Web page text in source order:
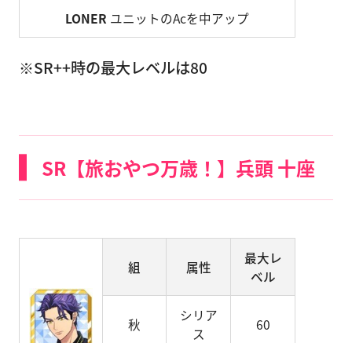
LONER ユニットのAcを中アップ
※SR++時の最大レベルは80
SR【旅おやつ万歳！】兵頭 十座
組 属性
最大レ
ベル
秋
シリア
ス
60